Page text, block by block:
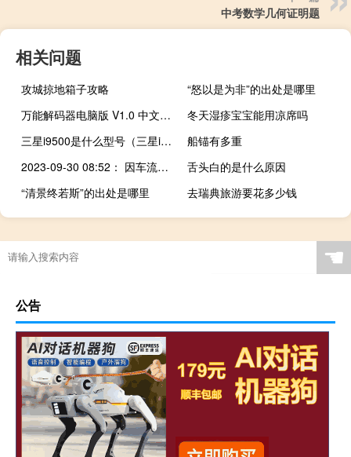
中考数学几何证明题
相关问题
攻城掠地箱子攻略
“怒以是为非”的出处是哪里
万能解码器电脑版 V1.0 中文免费版（万能解码器电脑版 V1.0 中文免费版功能简介）
冬天湿疹宝宝能用凉席吗
三星i9500是什么型号（三星i9505(三星i9505参数)）
船锚有多重
2023-09-30 08:52： 因车流量大，S16荣潍高速K281+000潍坊方向车辆通行缓慢。 A64idDYy ​​​
舌头白的是什么原因
“清景终若斯”的出处是哪里
去瑞典旅游要花多少钱
☚
公告